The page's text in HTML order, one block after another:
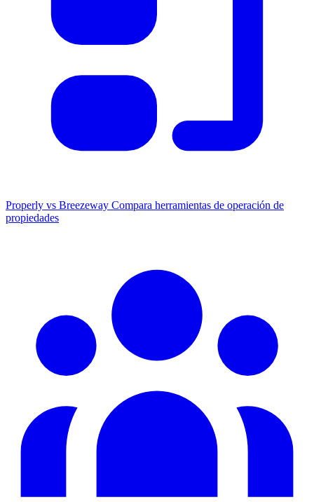
Properly vs Breezeway Compara herramientas de operación de
propiedades